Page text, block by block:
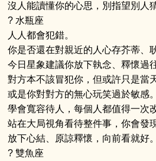
沒人能讀懂你的心思，別指望別人
? 水瓶座
人人都會犯錯。
你是否還在對親近的人心存芥蒂、
今日星象建議你放下執念、釋懷過往
對方本不該冒犯你，但或許只是當
或是你對對方的無心玩笑過於敏感。
學會寬容待人，每個人都值得一次
站在大局視角看待整件事，你會發
放下心結、原諒釋懷，向前看就好。
? 雙魚座